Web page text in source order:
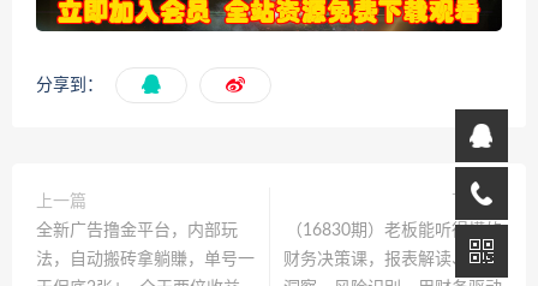
分享到：
上一篇
全新广告撸金平台，内部玩
法，自动搬砖拿躺賺，单号一
下一篇
（16830期）老板能听得懂的
财务决策课，报表解读、数据